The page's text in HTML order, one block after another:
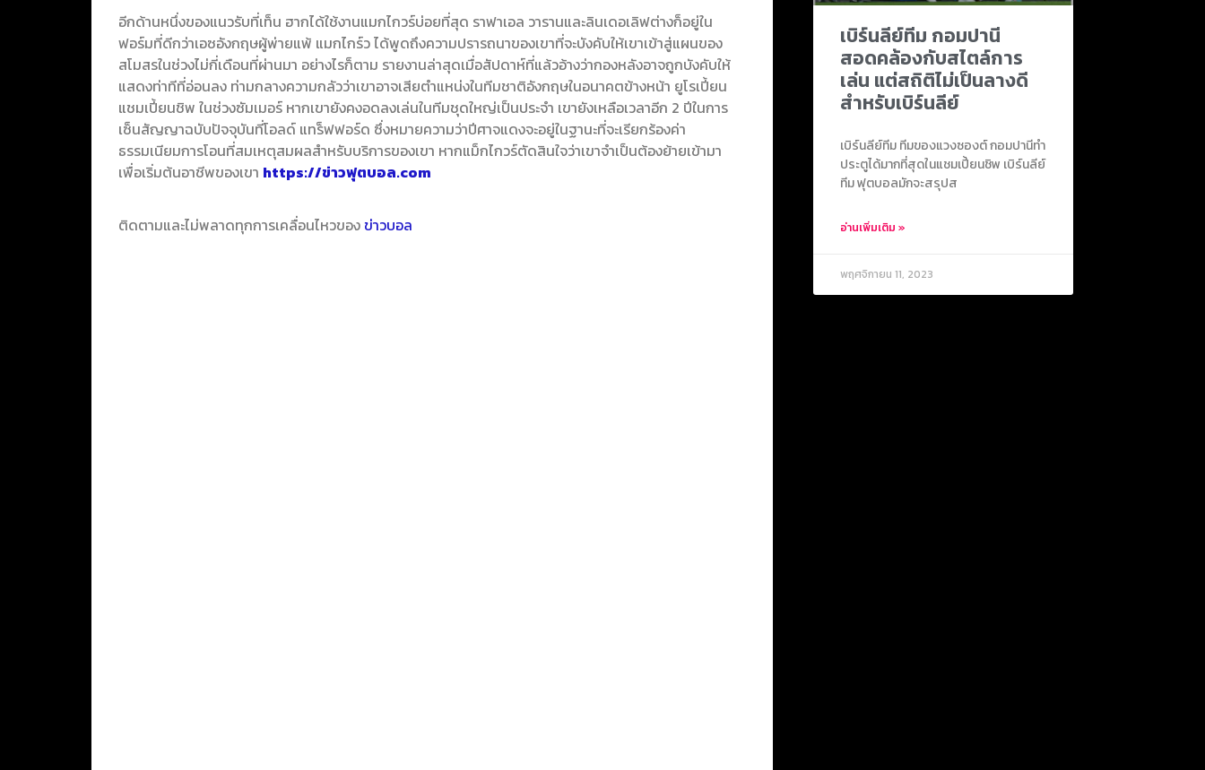
อีกด้านหนึ่งของแนวรับที่เท็น ฮากได้ใช้งานแมกไกวร์บ่อยที่สุด ราฟาเอล วารานและลินเดอเลิฟต่างก็อยู่ใน
ฟอร์มที่ดีกว่าเอซอังกฤษผู้พ่ายแพ้ แมกไกร์ว ได้พูดถึงความปรารถนาของเขาที่จะบังคับให้เขาเข้าสู่แผนของ
สโมสรในช่วงไม่กี่เดือนที่ผ่านมา อย่างไรก็ตาม รายงานล่าสุดเมื่อสัปดาห์ที่แล้วอ้างว่ากองหลังอาจถูกบังคับให้
แสดงท่าทีที่อ่อนลง ท่ามกลางความกลัวว่าเขาอาจเสียตำแหน่งในทีมชาติอังกฤษในอนาคตข้างหน้า ยูโรเปี้ยน
แชมเปี้ยนชิพ ในช่วงซัมเมอร์ หากเขายังคงอดลงเล่นในทีมชุดใหญ่เป็นประจำ เขายังเหลือเวลาอีก 2 ปีในการ
เซ็นสัญญาฉบับปัจจุบันที่โอลด์ แทร็ฟฟอร์ด ซึ่งหมายความว่าปีศาจแดงจะอยู่ในฐานะที่จะเรียกร้องค่า
ธรรมเนียมการโอนที่สมเหตุสมผลสำหรับบริการของเขา หากแม็กไกวร์ตัดสินใจว่าเขาจำเป็นต้องย้ายเข้ามา
เพื่อเริ่มต้นอาชีพของเขา https://ข่าวฟุตบอล.com
ติดตามและไม่พลาดทุกการเคลื่อนไหวของ ข่าวบอล
เบิร์นลีย์ทีม กอมปานี
สอดคล้องกับสไตล์การ
เล่น แต่สถิติไม่เป็นลางดี
สำหรับเบิร์นลีย์
เบิร์นลีย์ทีม ทีมของแวงซองต์ กอมปานีทำ
ประตูได้มากที่สุดในแชมเปี้ยนชิพ เบิร์นลีย์
ทีม ฟุตบอลมักจะสรุปส
อ่านเพิ่มเติม »
พฤศจิกายน 11, 2023